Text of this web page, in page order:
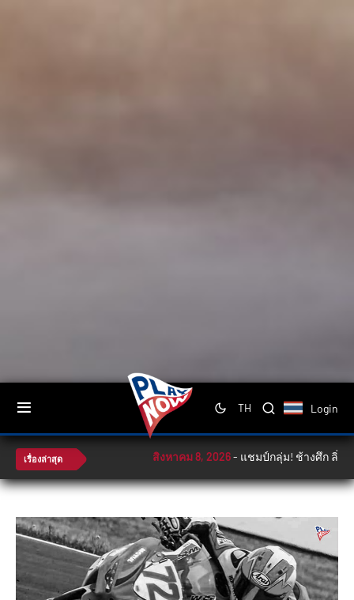
TH Login
เรื่องล่าสุด สิงหาคม 8, 2026-แชมป์กลุ่ม! ช้างศึก ลิ่วตัด